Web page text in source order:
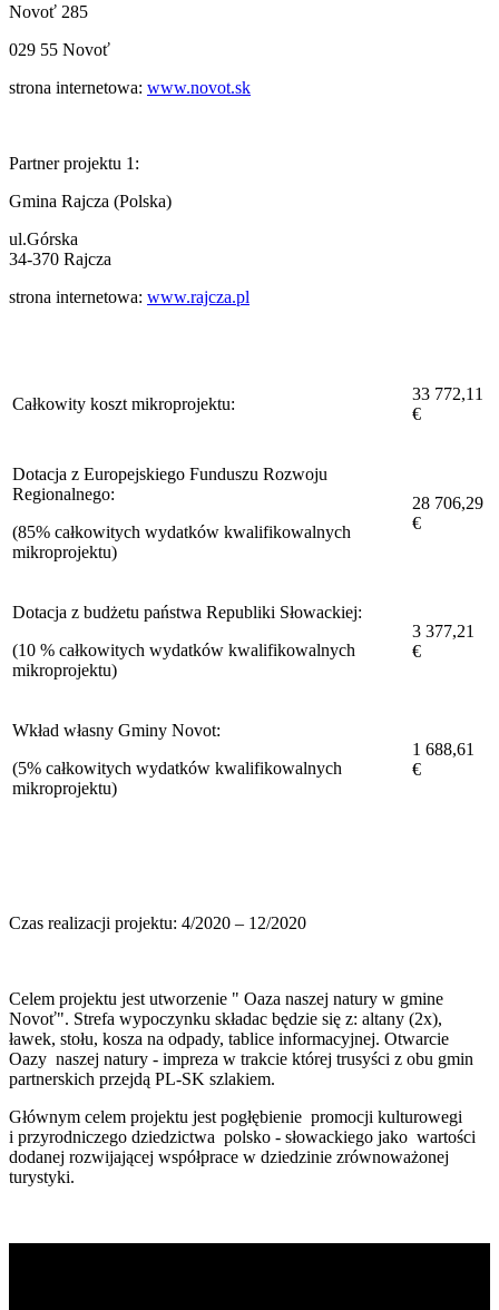
Novoť 285
029 55 Novoť
strona internetowa: www.novot.sk
Partner projektu 1:
Gmina Rajcza (Polska)
ul.Górska
34-370 Rajcza
strona internetowa: www.rajcza.pl
Całkowity koszt mikroprojektu:
33 772,11
€
Dotacja z Europejskiego Funduszu Rozwoju
Regionalnego:
(85% całkowitych wydatków kwalifikowalnych
mikroprojektu)
28 706,29
€
Dotacja z budżetu państwa Republiki Słowackiej:
(10 % całkowitych wydatków kwalifikowalnych
mikroprojektu)
3 377,21
€
Wkład własny Gminy Novot:
(5% całkowitych wydatków kwalifikowalnych
mikroprojektu)
1 688,61
€
Czas realizacji projektu: 4/2020 – 12/2020
Celem projektu jest utworzenie " Oaza naszej natury w gmine
Novoť". Strefa wypoczynku składac będzie się z: altany (2x),
ławek, stołu, kosza na odpady, tablice informacyjnej. Otwarcie
Oazy naszej natury - impreza w trakcie której trusyści z obu gmin
partnerskich przejdą PL-SK szlakiem.
Głównym celem projektu jest pogłębienie promocji kulturowegi
i przyrodniczego dziedzictwa polsko - słowackiego jako wartości
dodanej rozwijającej współprace w dziedzinie zrównoważonej
turystyki.